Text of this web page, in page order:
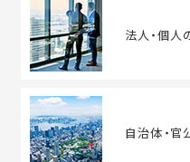
法人・個人
自治体・官